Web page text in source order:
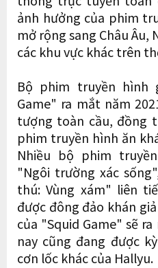
ảnh hưởng của phim
mở rộng sang Châu Âu,
các khu vực khác trên
Bộ phim truyền hình
Game" ra mắt năm
tượng toàn cầu, đồng
phim truyền hình ăn
Nhiều bộ phim
"Ngôi trường xác
thú: Vùng xám" liên
được đông đảo khán
của "Squid Game" sẽ
nay cũng đang được
cơn lốc khác của Hallyu.